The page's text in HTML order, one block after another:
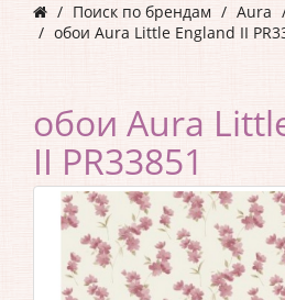
Поиск по брендам Aura
обои Aura Little England II
обои Aura
II PR33851